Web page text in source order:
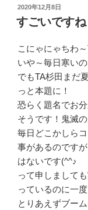
投
稿
日:
2020年12月8日
すごいですね
こにゃにゃちわ
いや～毎日寒い
でもTA杉田まだ
っと本題に！
恐らく題名でお
そうです！鬼滅の
毎日どこかしら
事があるのです
はないです(^^♪
って申しまして
っているのに一
とりあえずブー